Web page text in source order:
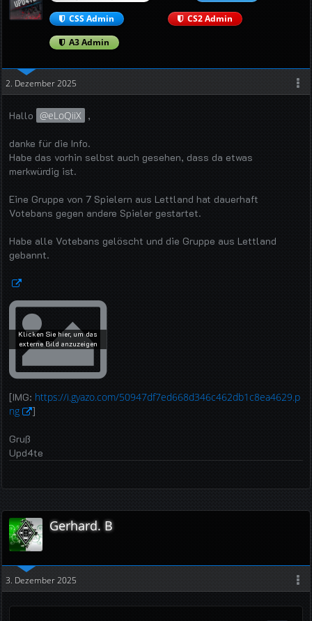
CSS Admin
CS2 Admin
A3 Admin
2. Dezember 2025
Hallo eLoQiiX ,
danke für die Info.
Habe das vorhin selbst auch gesehen, dass da etwas
merkwürdig ist.
Eine Gruppe von 7 Spielern aus Lettland hat dauerhaft
Votebans gegen andere Spieler gestartet.
Habe alle Votebans gelöscht und die Gruppe aus Lettland
gebannt.
[IMG: https://i.gyazo.com/50947df7ed668d346c462db1c8ea4629.p
ng
]
Gruß
Upd4te
Gerhard. B
3. Dezember 2025